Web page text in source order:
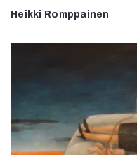
Heikki Romppainen